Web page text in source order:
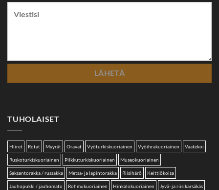
TUHOLAISET
Hiiret Rotat Myyrät Oravat Vyöturkiskuoriainen Vyöihrakuoriainen Vaatekoi
Ruskoturkiskuoriainen Pilkkuturkiskuoriainen Museokuoriainen
Saksantorakka / russakka Metsa- ja lapintorakka Riisihärö Keittiökoisa
Jauhopukki / jauhomato Rohmukuoriainen Hinkalokuoriainen Jyvä- ja riisikärsäkäs